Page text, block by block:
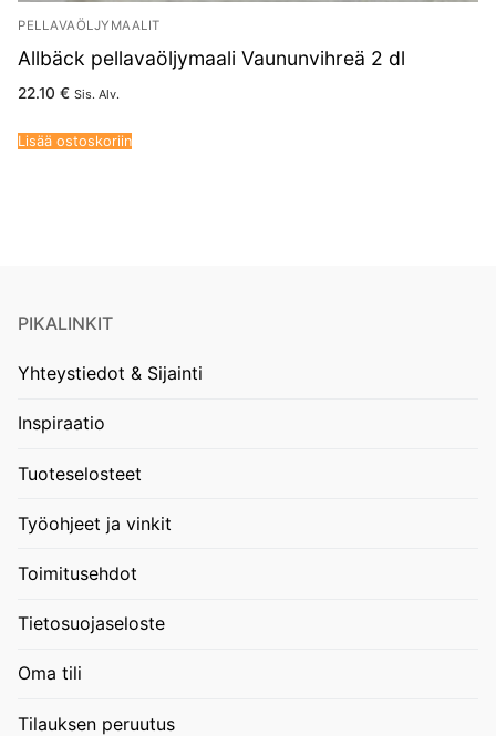
PELLAVAÖLJYMAALIT
Allbäck pellavaöljymaali Vaununvihreä 2 dl
22.10 € Sis. Alv.
Lisää ostoskoriin
PIKALINKIT
Yhteystiedot & Sijainti
Inspiraatio
Tuoteselosteet
Työohjeet ja vinkit
Toimitusehdot
Tietosuojaseloste
Oma tili
Tilauksen peruutus